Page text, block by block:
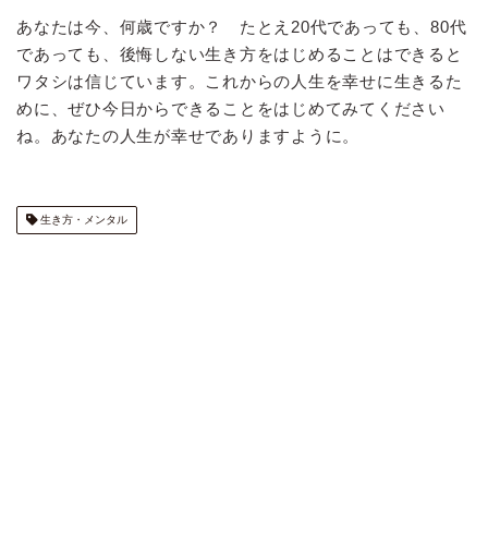
あなたは今、何歳ですか？ たとえ20代であっても、80代
であっても、後悔しない生き方をはじめることはできると
ワタシは信じています。これからの人生を幸せに生きるた
めに、ぜひ今日からできることをはじめてみてください
ね。あなたの人生が幸せでありますように。
生き方・メンタル